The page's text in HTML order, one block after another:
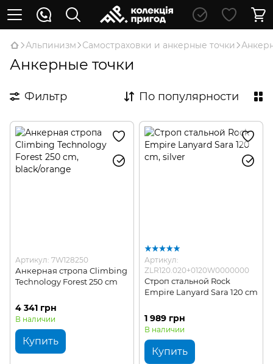
Альпинизм Самостраховки и анкерные точки
Анкерные точки
Фильтр По популярности
Артикул: 7W128250
Анкерная стропа Climbing
Technology Forest 250 cm
4 341 грн
В наличии
Купить
Артикул:
ZLR120.020+0120W0000000
Строп стальной Rock
Empire Lanyard Sara 120 cm
1 989 грн
В наличии
Купить